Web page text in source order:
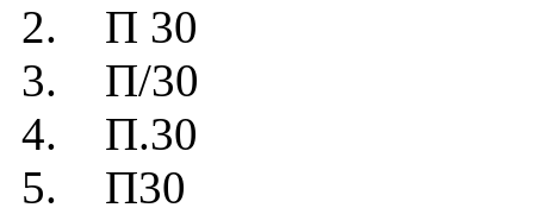
2. П 30
3. П/30
4. П.30
5. П30